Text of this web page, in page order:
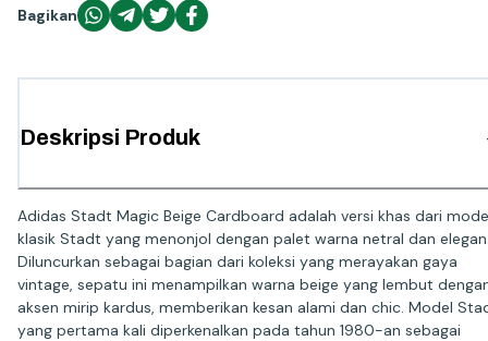
Bagikan
Deskripsi Produk
Adidas Stadt Magic Beige Cardboard adalah versi khas dari
klasik Stadt yang menonjol dengan palet warna netral dan
Diluncurkan sebagai bagian dari koleksi yang merayakan gaya
vintage, sepatu ini menampilkan warna beige yang lembut
aksen mirip kardus, memberikan kesan alami dan chic. Model
yang pertama kali diperkenalkan pada tahun 1980-an sebagai